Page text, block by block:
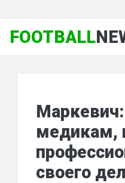
FOOTBALL
Маркевич:
медикам,
своего